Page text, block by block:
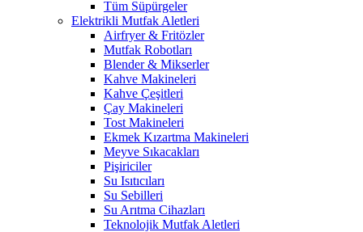
Tüm Süpürgeler
Elektrikli Mutfak Aletleri
Airfryer & Fritözler
Mutfak Robotları
Blender & Mikserler
Kahve Makineleri
Kahve Çeşitleri
Çay Makineleri
Tost Makineleri
Ekmek Kızartma Makineleri
Meyve Sıkacakları
Pişiriciler
Su Isıtıcıları
Su Sebilleri
Su Arıtma Cihazları
Teknolojik Mutfak Aletleri